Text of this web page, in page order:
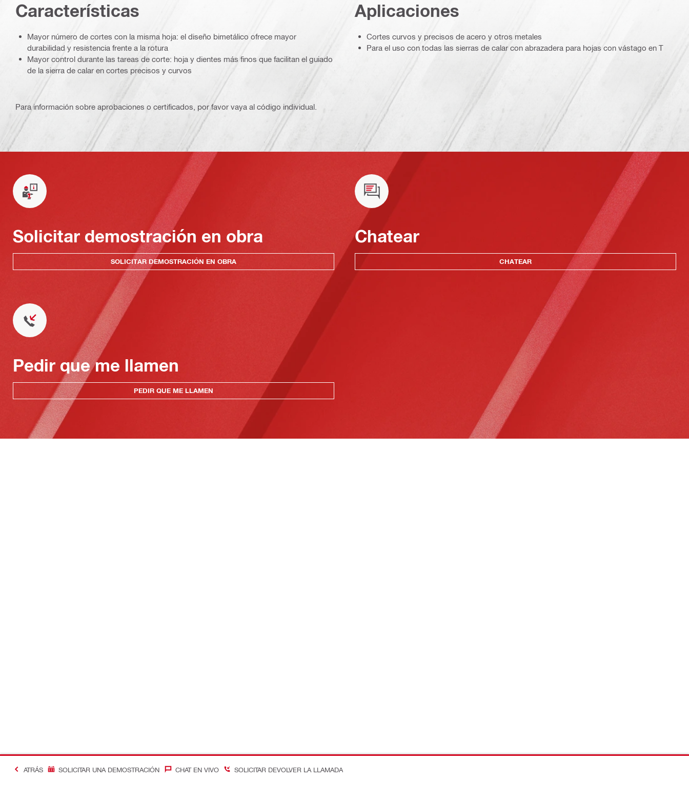
Características
Mayor número de cortes con la misma hoja: el diseño bimetálico ofrece mayor
durabilidad y resistencia frente a la rotura
Mayor control durante las tareas de corte: hoja y dientes más finos que facilitan el guiado
de la sierra de calar en cortes precisos y curvos
Aplicaciones
Cortes curvos y precisos de acero y otros metales
Para el uso con todas las sierras de calar con abrazadera para hojas con vástago en T
Para información sobre aprobaciones o certificados, por favor vaya al código individual.
Solicitar demostración en obra
SOLICITAR DEMOSTRACIÓN EN OBRA
Chatear
CHATEAR
Pedir que me llamen
PEDIR QUE ME LLAMEN
ATRÁS SOLICITAR UNA DEMOSTRACIÓN CHAT EN VIVO SOLICITAR DEVOLVER LA LLAMADA